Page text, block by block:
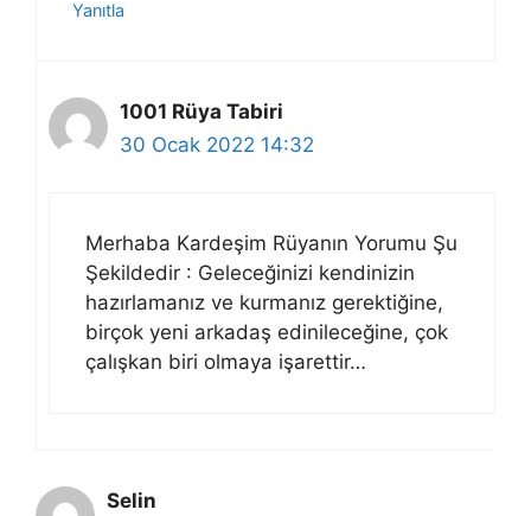
Yanıtla
1001 Rüya Tabiri
30 Ocak 2022 14:32
Merhaba Kardeşim Rüyanın Yorumu Şu
Şekildedir : Geleceğinizi kendinizin
hazırlamanız ve kurmanız gerektiğine,
birçok yeni arkadaş edinileceğine, çok
çalışkan biri olmaya işarettir…
Selin